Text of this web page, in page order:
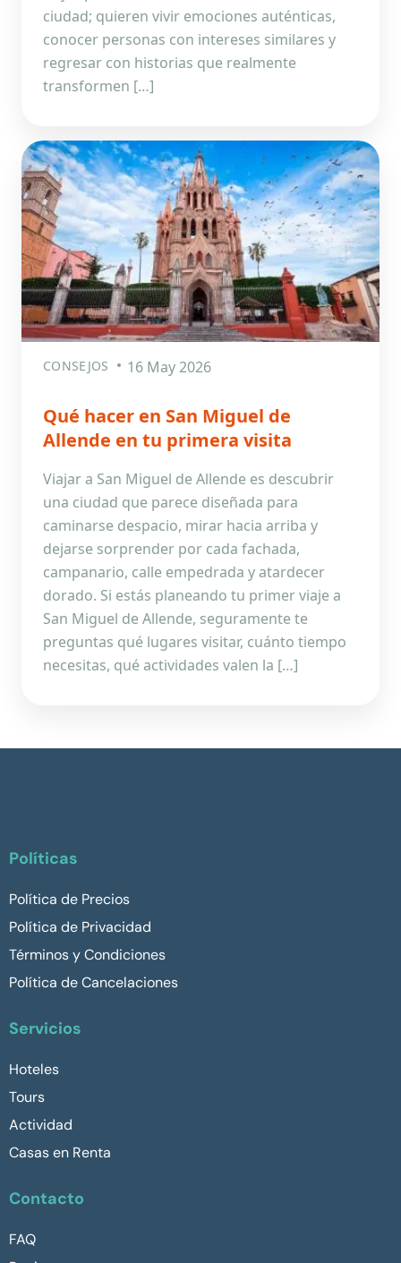
ciudad; quieren vivir emociones auténticas,
conocer personas con intereses similares y
regresar con historias que realmente
transformen […]
CONSEJOS 16 May 2026
Qué hacer en San Miguel de
Allende en tu primera visita
Viajar a San Miguel de Allende es descubrir
una ciudad que parece diseñada para
caminarse despacio, mirar hacia arriba y
dejarse sorprender por cada fachada,
campanario, calle empedrada y atardecer
dorado. Si estás planeando tu primer viaje a
San Miguel de Allende, seguramente te
preguntas qué lugares visitar, cuánto tiempo
necesitas, qué actividades valen la […]
Políticas
Política de Precios
Política de Privacidad
Términos y Condiciones
Política de Cancelaciones
Servicios
Hoteles
Tours
Actividad
Casas en Renta
Contacto
FAQ